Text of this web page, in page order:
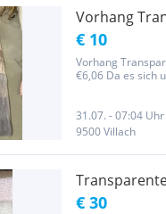
Vorhang
€ 10
Vorhang
€6,06 Da es sich
31.07. - 07:04 Uhr
9500 Villach
€ 30